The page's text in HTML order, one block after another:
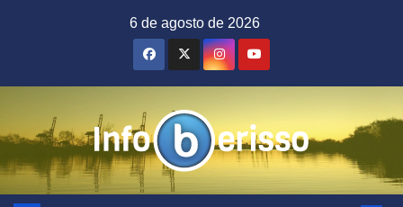
6 de agosto de 2026